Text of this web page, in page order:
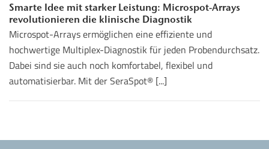
Smarte Idee mit starker Leistung: Microspot-Arrays
revolutionieren die klinische Diagnostik
Microspot-Arrays ermöglichen eine effiziente und
hochwertige Multiplex-Diagnostik für jeden Probendurchsatz.
Dabei sind sie auch noch komfortabel, flexibel und
automatisierbar. Mit der SeraSpot® [...]